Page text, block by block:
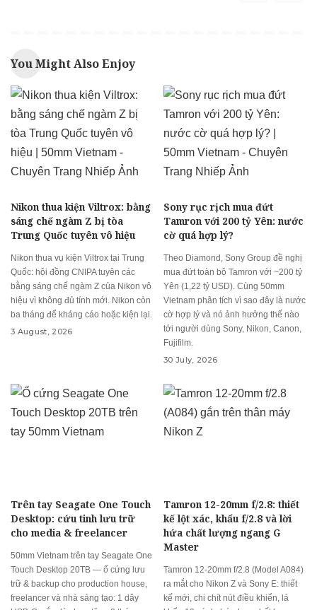
You Might Also Enjoy
Nikon thua kiện Viltrox: bằng
sáng chế ngàm Z bị tòa
Trung Quốc tuyên vô hiệu
Nikon thua vụ kiện Viltrox tại Trung
Quốc: hội đồng CNIPA tuyên các
bằng sáng chế ngàm Z của Nikon vô
hiệu vì không đủ tính mới. Nikon còn
ba tháng để kháng cáo hoặc kiện lại.
3 August, 2026
Sony rục rịch mua đứt
Tamron với 200 tỷ Yên: nước
cờ quá hợp lý?
Theo Diamond, Sony Group đề nghị
mua đứt toàn bộ Tamron với ~200 tỷ
Yên (1,22 tỷ USD). Cùng 50mm
Vietnam phân tích vì sao đây là nước
cờ hợp lý và nó ảnh hưởng thế nào
tới người dùng Sony, Nikon, Canon,
Fujifilm.
30 July, 2026
Trên tay Seagate One Touch
Desktop: cứu tinh lưu trữ
cho media & freelancer
50mm Vietnam trên tay Seagate One
Touch Desktop 20TB — ổ cứng lưu
trữ & backup cho production house,
freelancer và nhà sáng tạo: 1 dây
Tamron 12-20mm f/2.8: thiết
kế lột xác, khẩu f/2.8 và lời
hứa chất lượng ngang G
Master
Tamron 12-20mm f/2.8 (Model A084)
ra mắt cho Nikon Z và Sony E: thiết
kế mới, chi chít nút điều khiển, lá